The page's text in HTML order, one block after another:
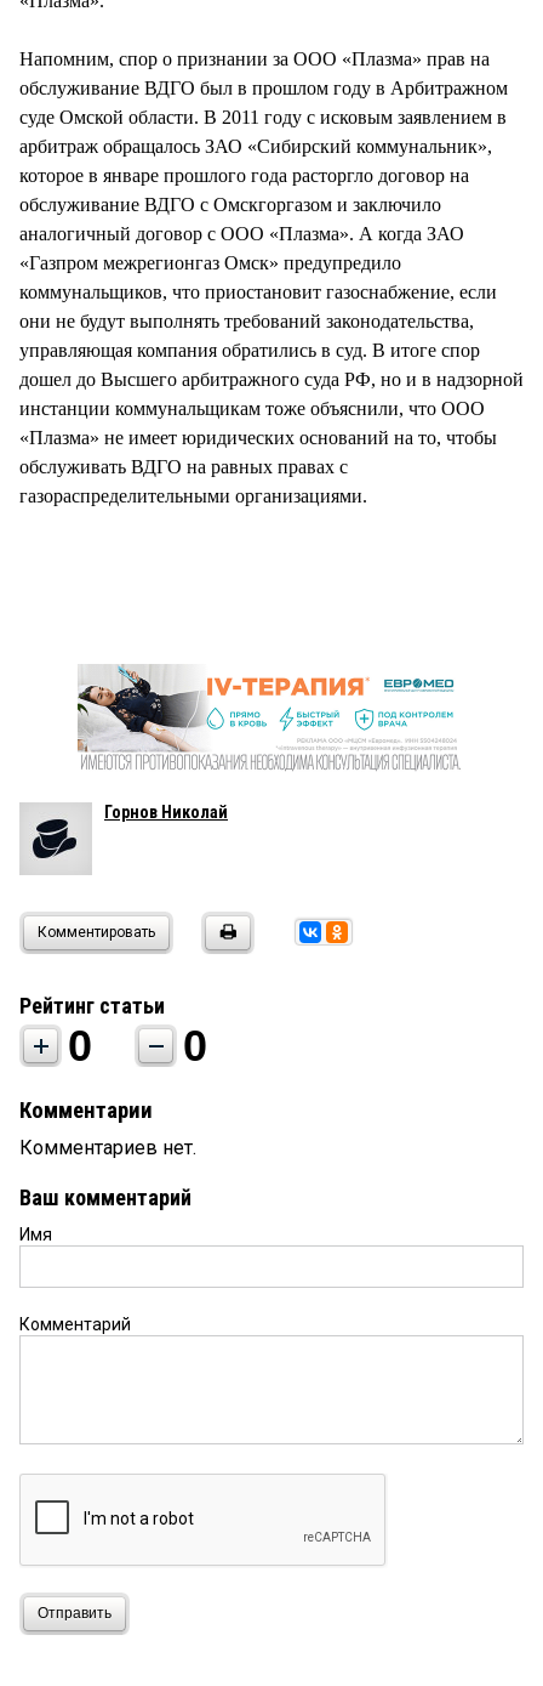
Напомним, спор о признании за ООО «Плазма» прав на
обслуживание ВДГО был в прошлом году в Арбитражном
суде Омской области. В 2011 году с исковым заявлением в
арбитраж обращалось ЗАО «Сибирский коммунальник»,
которое в январе прошлого года расторгло договор на
обслуживание ВДГО с Омскгоргазом и заключило
аналогичный договор с ООО «Плазма». А когда ЗАО
«Газпром межрегионгаз Омск» предупредило
коммунальщиков, что приостановит газоснабжение, если
они не будут выполнять требований законодательства,
управляющая компания обратились в суд. В итоге спор
дошел до Высшего арбитражного суда РФ, но и в надзорной
инстанции коммунальщикам тоже объяснили, что ООО
«Плазма» не имеет юридических оснований на то, чтобы
обслуживать ВДГО на равных правах с
газораспределительными организациями.
Горнов Николай
Комментировать
Рейтинг статьи
0 0
Комментарии
Комментариев нет.
Ваш комментарий
Имя
Комментарий
Отправить